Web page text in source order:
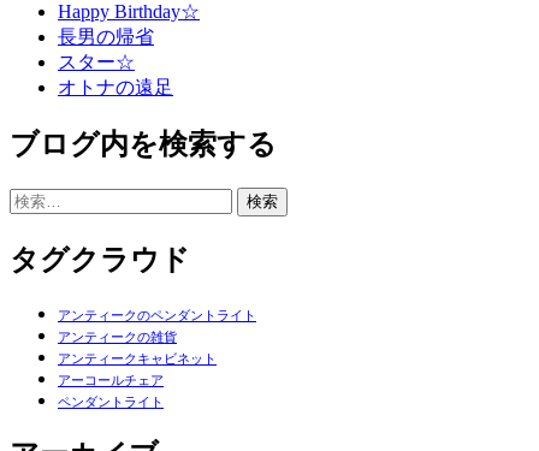
Happy Birthday☆
長男の帰省
スター☆
オトナの遠足
ブログ内を検索する
検
タグクラウド
アンティークのペンダントライト
アンティークの雑貨
アンティークキャビネット
アーコールチェア
ペンダントライト